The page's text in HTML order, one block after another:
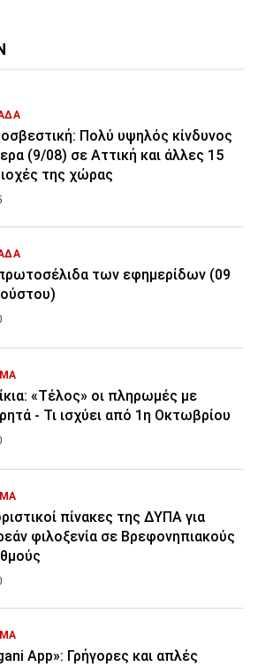
Πολύ υψηλός κίνδυνος
(9/08) σε Αττική και άλλες 15
της χώρας
των εφημερίδων (09
«Τέλος» οι πληρωμές με
- Τι ισχύει από 1η Οκτωβρίου
πίνακες της ΔΥΠΑ για
φιλοξενία σε Βρεφονηπιακούς
App»: Γρήγορες και απλές